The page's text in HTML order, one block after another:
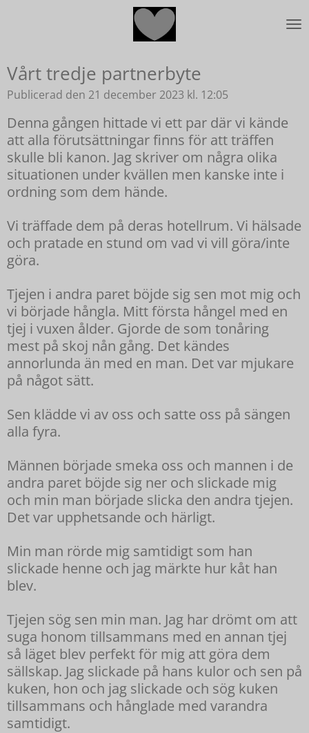
Vårt tredje partnerbyte
Publicerad den 21 december 2023 kl. 12:05
Denna gången hittade vi ett par där vi kände
att alla förutsättningar finns för att träffen
skulle bli kanon. Jag skriver om några olika
situationen under kvällen men kanske inte i
ordning som dem hände.
Vi träffade dem på deras hotellrum. Vi hälsade
och pratade en stund om vad vi vill göra/inte
göra.
Tjejen i andra paret böjde sig sen mot mig och
vi började hångla. Mitt första hångel med en
tjej i vuxen ålder. Gjorde de som tonåring
mest på skoj nån gång. Det kändes
annorlunda än med en man. Det var mjukare
på något sätt.
Sen klädde vi av oss och satte oss på sängen
alla fyra.
Männen började smeka oss och mannen i de
andra paret böjde sig ner och slickade mig
och min man började slicka den andra tjejen.
Det var upphetsande och härligt.
Min man rörde mig samtidigt som han
slickade henne och jag märkte hur kåt han
blev.
Tjejen sög sen min man. Jag har drömt om att
suga honom tillsammans med en annan tjej
så läget blev perfekt för mig att göra dem
sällskap. Jag slickade på hans kulor och sen på
kuken, hon och jag slickade och sög kuken
tillsammans och hånglade med varandra
samtidigt.